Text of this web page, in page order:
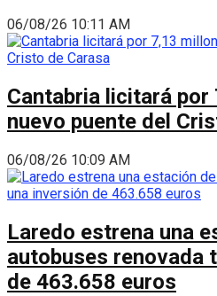
06/08/26 10:11 AM
Cantabria licitará por
nuevo puente del
06/08/26 10:09 AM
Laredo estrena una
autobuses renovada
de 463.658 euros